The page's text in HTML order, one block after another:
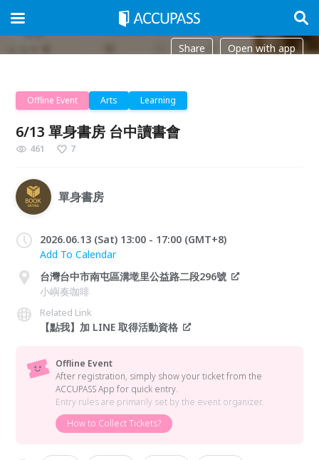
Share Open with app
Offline Event Arts Learning
6/13 單身書房 台中讀書會
461 7
單身書房
2026.06.13 (Sat) 13:00 - 17:00 (GMT+8)
Add To Calendar
台灣台中市南屯區溝墘里公益路二段296號
小嶼奏咖啡
Related Link
【點我】加 LINE 取得活動資格
Offline Event
After registration, simply show your ticket from the
ACCUPASS App for quick entry.
Entry rules are primarily set by the event organizer.
How to Collect Tickets?